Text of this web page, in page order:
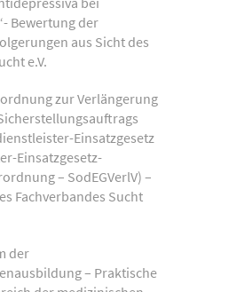
Bewertung der
aus Sicht des
e.V.
zur Verlängerung
Einsatzgesetz
Einsatzgesetz-
– SodEGVerlV) –
Fachverbandes Sucht
der
– Praktische